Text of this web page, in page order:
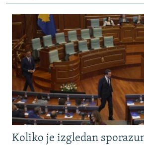
Koliko je izgledan